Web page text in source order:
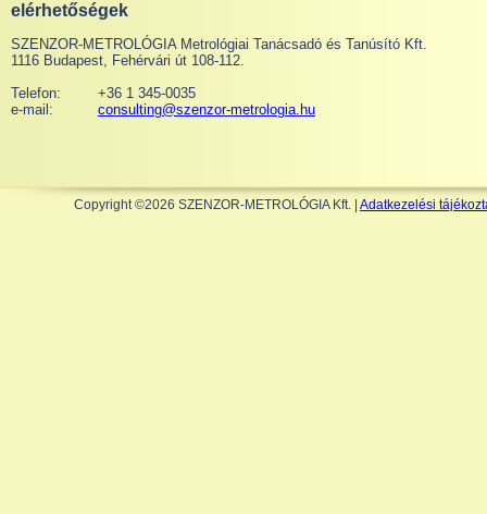
elérhetőségek
SZENZOR-METROLÓGIA Metrológiai Tanácsadó és Tanúsító Kft.
1116 Budapest, Fehérvári út 108-112.
Telefon:
+36 1 345-0035
e-mail:
consulting@szenzor-metrologia.hu
Copyright ©2026 SZENZOR-METROLÓGIA Kft. | Adatkezelési